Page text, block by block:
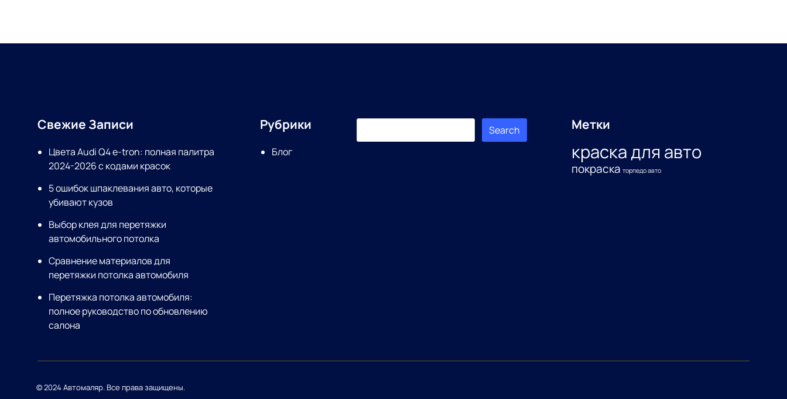
Свежие Записи
Цвета Audi Q4 e-tron: полная палитра
2024-2026 с кодами красок
5 ошибок шпаклевания авто, которые
убивают кузов
Выбор клея для перетяжки
автомобильного потолка
Сравнение материалов для
перетяжки потолка автомобиля
Перетяжка потолка автомобиля:
полное руководство по обновлению
салона
Рубрики
Блог
for:
Search Метки
краска для авто
покраска торпедо авто
© 2024 Автомаляр. Все права защищены.